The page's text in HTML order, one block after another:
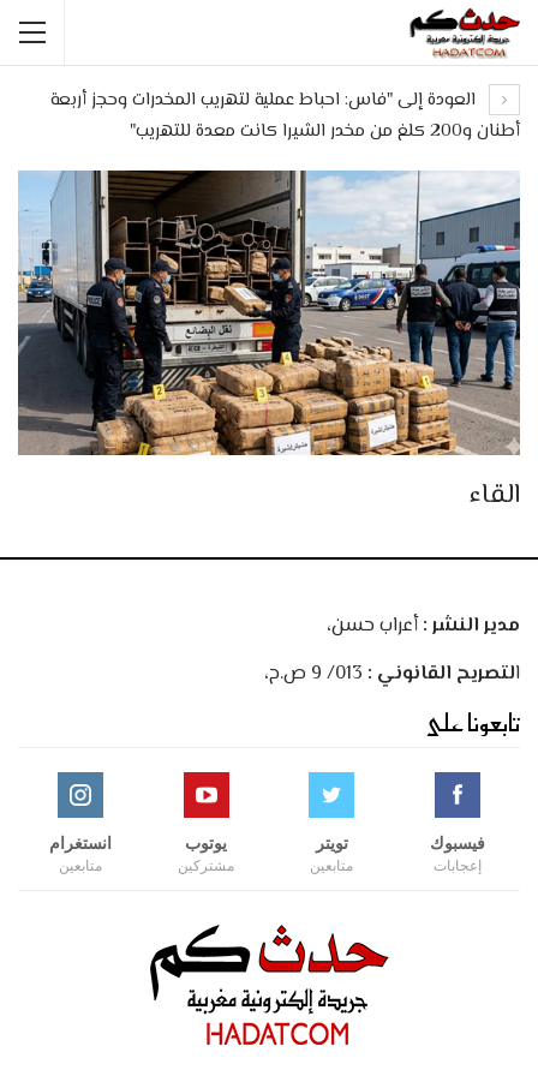
العودة إلى "فاس: احباط عملية لتهريب المخدرات وحجز أربعة
أطنان و200 كلغ من مخدر الشيرا كانت معدة للتهريب"
القاء
مدير النشر :أعراب حسن،
التصريح القانوني :
تابعونا على
فيسبوك
إعجابات
تويتر
متابعين
يوتوب
مشتركين
انستغرام
متابعين